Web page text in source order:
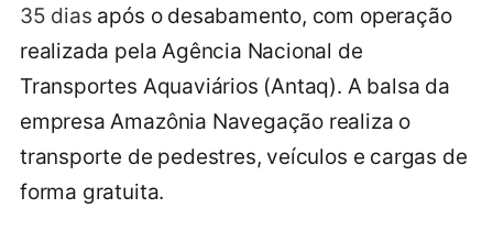
35 dias após o desabamento, com operação
realizada pela Agência Nacional de
Transportes Aquaviários (Antaq). A balsa da
empresa Amazônia Navegação realiza o
transporte de pedestres, veículos e cargas de
forma gratuita.